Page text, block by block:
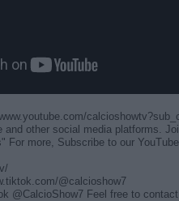
and other social media platforms.
For more, Subscribe to our
@calcioshow7
@CalcioShow7 Feel free to